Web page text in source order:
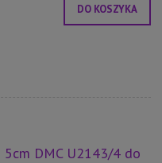
DO KOSZYKA
DMC U2143/4 do